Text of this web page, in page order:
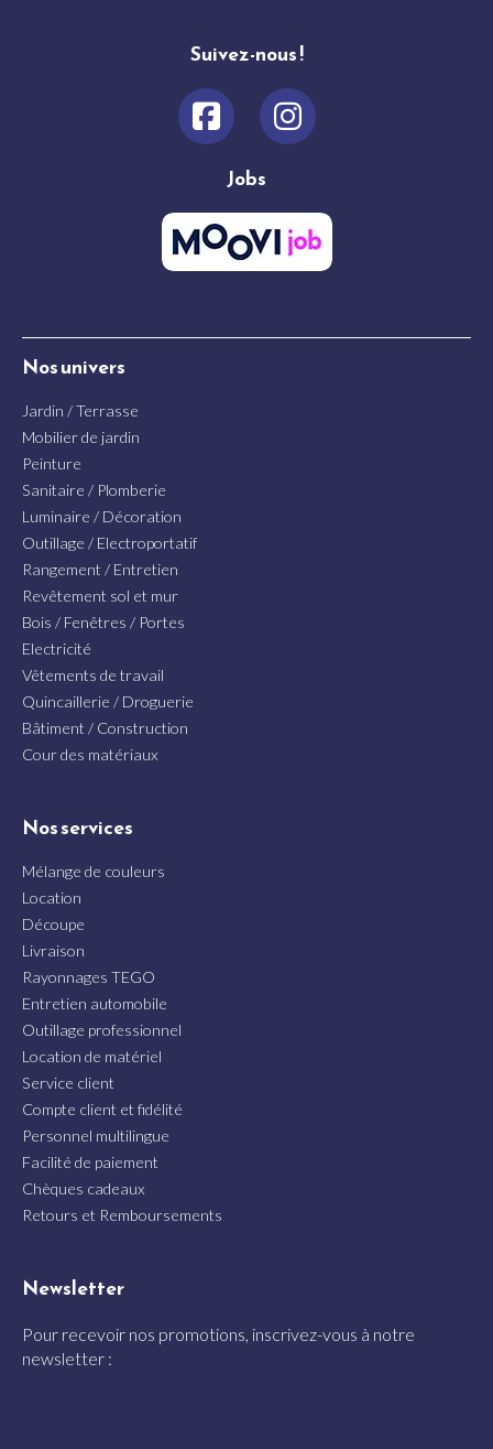
Suivez-nous !
Jobs
Nos univers
Jardin / Terrasse
Mobilier de jardin
Peinture
Sanitaire / Plomberie
Luminaire / Décoration
Outillage / Electroportatif
Rangement / Entretien
Revêtement sol et mur
Bois / Fenêtres / Portes
Electricité
Vêtements de travail
Quincaillerie / Droguerie
Bâtiment / Construction
Cour des matériaux
Nos services
Mélange de couleurs
Location
Découpe
Livraison
Rayonnages TEGO
Entretien automobile
Outillage professionnel
Location de matériel
Service client
Compte client et fidélité
Personnel multilingue
Facilité de paiement
Chèques cadeaux
Retours et Remboursements
Newsletter
Pour recevoir nos promotions, inscrivez-vous à notre
newsletter :